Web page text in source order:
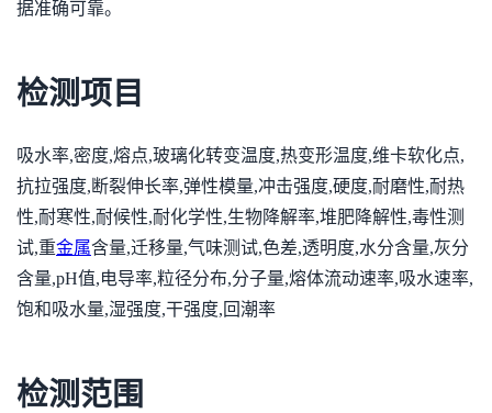
据准确可靠。
检测项目
吸水率,密度,熔点,玻璃化转变温度,热变形温度,维卡软化点,
抗拉强度,断裂伸长率,弹性模量,冲击强度,硬度,耐磨性,耐热
性,耐寒性,耐候性,耐化学性,生物降解率,堆肥降解性,毒性测
试,重金属含量,迁移量,气味测试,色差,透明度,水分含量,灰分
含量,pH值,电导率,粒径分布,分子量,熔体流动速率,吸水速率,
饱和吸水量,湿强度,干强度,回潮率
检测范围